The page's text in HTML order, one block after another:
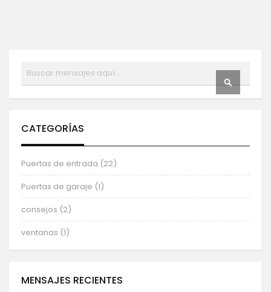
CATEGORÍAS
Puertas de entrada (22)
Puertas de garaje (1)
consejos (2)
ventanas (1)
MENSAJES RECIENTES